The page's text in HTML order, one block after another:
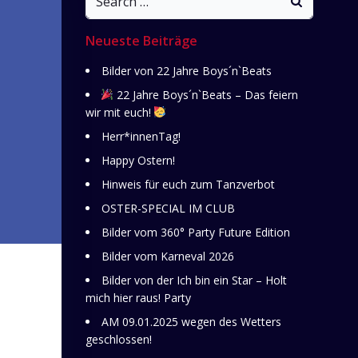
for:
Neueste Beiträge
Bilder von 22 Jahre Boys´n`Beats
22 Jahre Boys´n`Beats – Das feiern
wir mit euch!
Herr*innenTag!
Happy Ostern!
Hinweis für euch zum Tanzverbot
OSTER-SPECIAL IM CLUB
Bilder vom 360° Party Future Edition
Bilder vom Karneval 2026
Bilder von der Ich bin ein Star – Holt
mich hier raus! Party
AM 09.01.2025 wegen des Wetters
geschlossen!